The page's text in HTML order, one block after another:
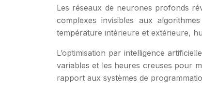
Les réseaux de neurones profonds
complexes invisibles aux
température intérieure et extérieure,
L’optimisation par intelligence
variables et les heures creuses pour
rapport aux systèmes de